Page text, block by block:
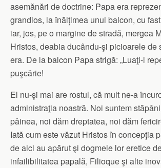
asemănări de doctrine: Papa era
grandios, la înălțimea unui balcon, cu
iar, jos, pe o margine de stradă, mergea
Hristos, deabia ducându-şi picioarele de
era. De la balcon Papa strigă: „Luaţi-l
puşcărie!
El nu-şi mai are rostul, că mult ne-a
administraţia noastră. Noi suntem
pâinea, noi dăm dreptatea, noi dăm
Iată cum este văzut Hristos în concepţia
de aici au apărut şi dogmele lor eretice
infailibilitatea papală, Filioque şi alte